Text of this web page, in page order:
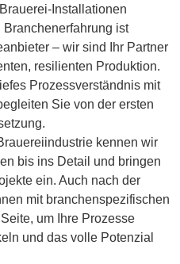
Installationen
ist
– wir sind Ihr Partner
resilienten Produktion.
Prozessverständnis mit
Sie von der ersten
kennen wir
bis ins Detail und bringen
ein. Auch nach der
mit branchenspezifischen
um Ihre Prozesse
und das volle Potenzial